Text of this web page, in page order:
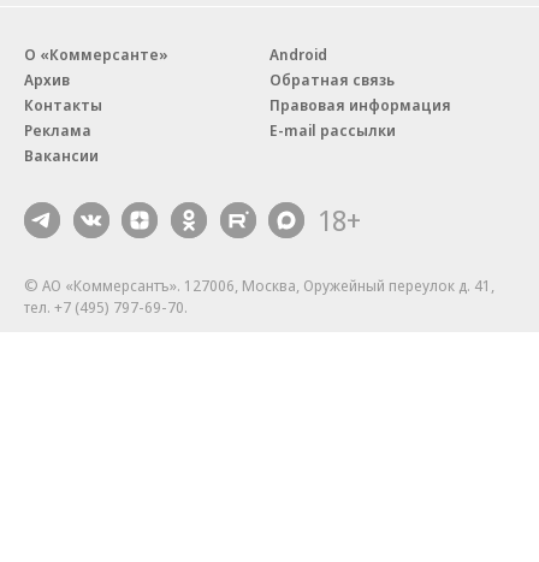
О «Коммерсанте»
Архив
Контакты
Реклама
Вакансии
Android
Обратная связь
Правовая информация
E-mail рассылки
18+
© АО «Коммерсантъ». 127006, Москва, Оружейный переулок д. 41,
тел. +7 (495) 797-69-70.